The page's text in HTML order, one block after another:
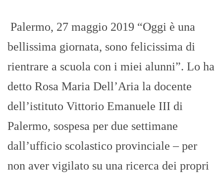
Palermo, 27 maggio 2019 “Oggi è una
bellissima giornata, sono felicissima di
rientrare a scuola con i miei alunni”. Lo ha
detto Rosa Maria Dell’Aria la docente
dell’istituto Vittorio Emanuele III di
Palermo, sospesa per due settimane
dall’ufficio scolastico provinciale – per
non aver vigilato su una ricerca dei propri